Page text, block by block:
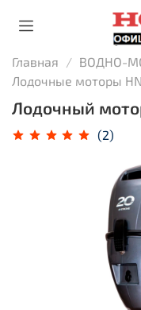
Главная
ВОДНО-
Лодочные моторы
Лодочный
(2)